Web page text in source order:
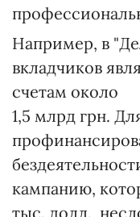
Например, в
вкладчиков
счетам около
1,5 млрд грн.
кампанию,
тыс. долл.,